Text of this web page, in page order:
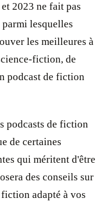
2023 ne fait pas
lesquelles
les meilleures à
fiction, de
podcast de fiction
podcasts de fiction
de certaines
qui méritent d'être
des conseils sur
adapté à vos